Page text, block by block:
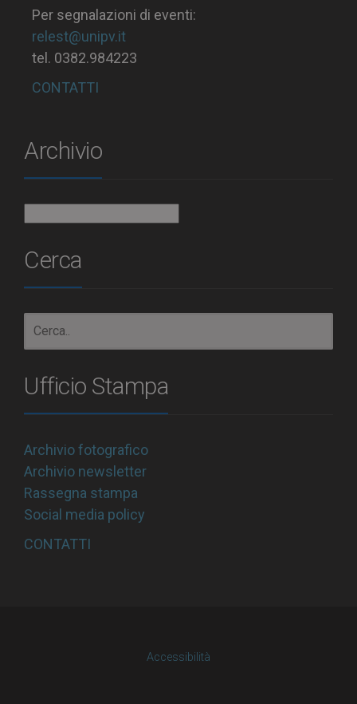
Per segnalazioni di eventi:
relest@unipv.it
tel. 0382.984223
CONTATTI
Archivio
Cerca
Ufficio Stampa
Archivio fotografico
Archivio newsletter
Rassegna stampa
Social media policy
CONTATTI
Accessibilità